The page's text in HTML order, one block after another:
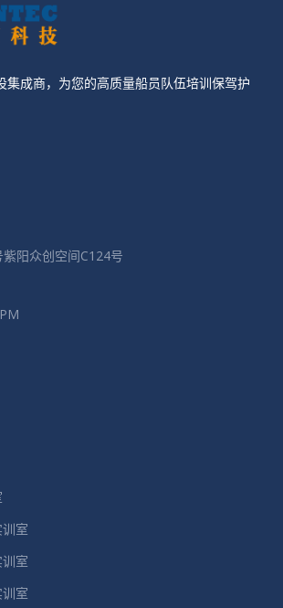
集成商，为您的高质量船员队伍培训保驾护
阳众创空间C124号
室
室
室